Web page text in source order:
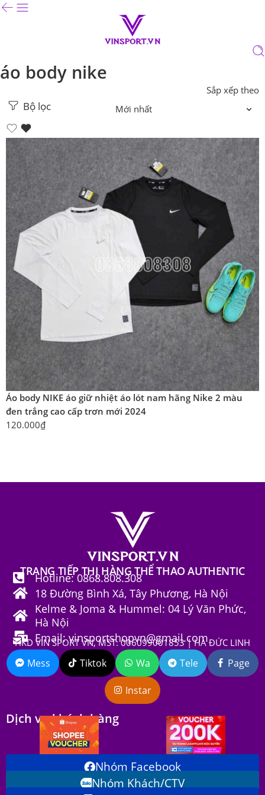
áo body nike
Bộ lọc
Sắp xếp theo
Áo body NIKE áo giữ nhiệt áo lót nam hãng Nike 2 màu
đen trắng cao cấp trơn mới 2024
120.000₫
TRANG TIẾP THỊ HÀNG THỂ THAO AUTHENTIC
Hotline: 0868.808.308
18 Đường Bình Xá, Tây Phương, Hà Nội
Kelme & Joma & Hummel: 04 Lý Văn Phức,
Hà Nội
Email: vinsportshopvn@gmail.com
HKD VIN SPORT VN, MST: 006099001853 | HÀ ĐỨC LINH
Mess Tiktok Wa Tele Page
Instar
Dịch vụ khách hàng
Nhóm Facebook
Nhóm Khách/CTV